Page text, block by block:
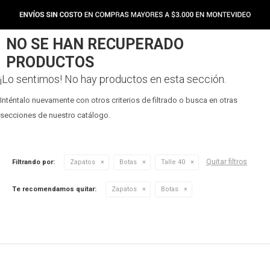
NO SE HAN RECUPERADO
PRODUCTOS
¡Lo sentimos! No hay productos en esta sección.
Inténtalo nuevamente con otros criterios de filtrado o busca en otras
secciones de nuestro catálogo.
Filtrando por: Zapatos Botas Talle 40 Quitar filtros
Te recomendamos quitar: Zapatos Botas